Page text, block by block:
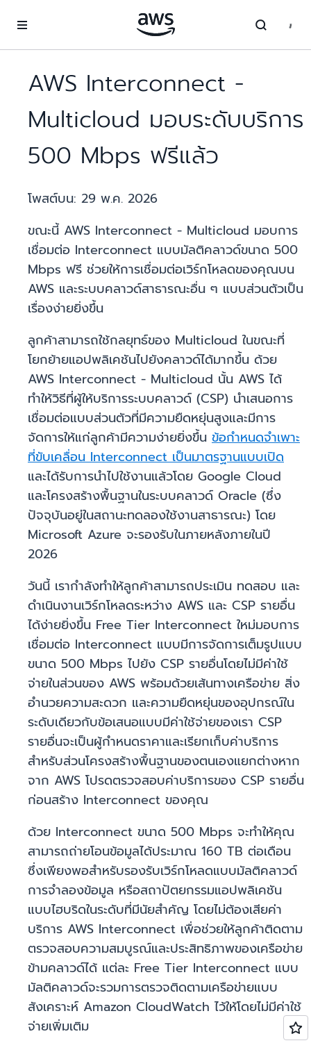
AWS Interconnect -
Multicloud มอบระดับบริการ
500 Mbps ฟรีแล้ว
โพสต์บน: 29 พ.ค. 2026
ขณะนี้ AWS Interconnect - Multicloud มอบการ
เชื่อมต่อ Interconnect แบบมัลติคลาวด์ขนาด 500
Mbps ฟรี ช่วยให้การเชื่อมต่อเวิร์กโหลดของคุณบน
AWS และระบบคลาวด์สาธารณะอื่น ๆ แบบส่วนตัวเป็น
เรื่องง่ายยิ่งขึ้น
ลูกค้าสามารถใช้กลยุทธ์ของ Multicloud ในขณะที่
โยกย้ายแอปพลิเคชันไปยังคลาวด์ได้มากขึ้น ด้วย
AWS Interconnect - Multicloud นั้น AWS ได้
ทำให้วิธีที่ผู้ให้บริการระบบคลาวด์ (CSP) นำเสนอการ
เชื่อมต่อแบบส่วนตัวที่มีความยืดหยุ่นสูงและมีการ
จัดการให้แก่ลูกค้ามีความง่ายยิ่งขึ้น ข้อกำหนดจำเพาะ
ที่ขับเคลื่อน Interconnect เป็นมาตรฐานแบบเปิด
และได้รับการนำไปใช้งานแล้วโดย Google Cloud
และโครงสร้างพื้นฐานในระบบคลาวด์ Oracle (ซึ่ง
ปัจจุบันอยู่ในสถานะทดลองใช้งานสาธารณะ) โดย
Microsoft Azure จะรองรับในภายหลังภายในปี
2026
วันนี้ เรากำลังทำให้ลูกค้าสามารถประเมิน ทดสอบ และ
ดำเนินงานเวิร์กโหลดระหว่าง AWS และ CSP รายอื่น
ได้ง่ายยิ่งขึ้น Free Tier Interconnect ใหม่มอบการ
เชื่อมต่อ Interconnect แบบมีการจัดการเต็มรูปแบบ
ขนาด 500 Mbps ไปยัง CSP รายอื่นโดยไม่มีค่าใช้
จ่ายในส่วนของ AWS พร้อมด้วยเส้นทางเครือข่าย สิ่ง
อำนวยความสะดวก และความยืดหยุ่นของอุปกรณ์ใน
ระดับเดียวกับข้อเสนอแบบมีค่าใช้จ่ายของเรา CSP
รายอื่นจะเป็นผู้กำหนดราคาและเรียกเก็บค่าบริการ
สำหรับส่วนโครงสร้างพื้นฐานของตนเองแยกต่างหาก
จาก AWS โปรดตรวจสอบค่าบริการของ CSP รายอื่น
ก่อนสร้าง Interconnect ของคุณ
ด้วย Interconnect ขนาด 500 Mbps จะทำให้คุณ
สามารถถ่ายโอนข้อมูลได้ประมาณ 160 TB ต่อเดือน
ซึ่งเพียงพอสำหรับรองรับเวิร์กโหลดแบบมัลติคลาวด์
การจำลองข้อมูล หรือสถาปัตยกรรมแอปพลิเคชัน
แบบไฮบริดในระดับที่มีนัยสำคัญ โดยไม่ต้องเสียค่า
บริการ AWS Interconnect เพื่อช่วยให้ลูกค้าติดตาม
ตรวจสอบความสมบูรณ์และประสิทธิภาพของเครือข่าย
ข้ามคลาวด์ได้ แต่ละ Free Tier Interconnect แบบ
มัลติคลาวด์จะรวมการตรวจติดตามเครือข่ายแบบ
สังเคราะห์ Amazon CloudWatch ไว้ให้โดยไม่มีค่าใช้
จ่ายเพิ่มเติม